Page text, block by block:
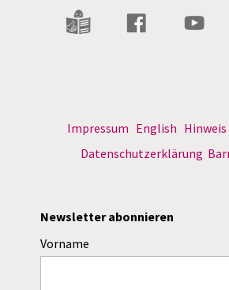
Impressum English
Datenschutzerklärung
Newsletter abonnieren
Vorname